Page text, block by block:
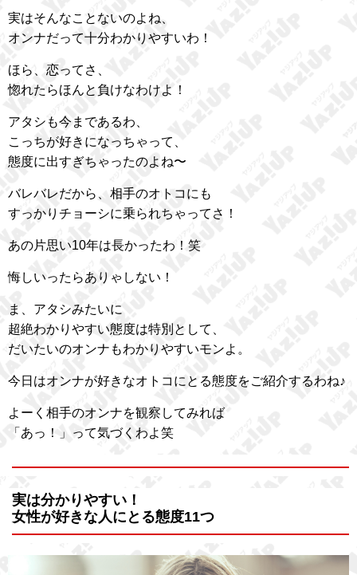
実はそんなことないのよね、
オンナだって十分わかりやすいわ！
ほら、恋ってさ、
惚れたらほんと負けなわけよ！
アタシも今まであるわ、
こっちが好きになっちゃって、
態度に出すぎちゃったのよね〜
バレバレだから、相手のオトコにも
すっかりチョーシに乗られちゃってさ！
あの片思い10年は長かったわ！笑
悔しいったらありゃしない！
ま、アタシみたいに
超絶わかりやすい態度は特別として、
だいたいのオンナもわかりやすいモンよ。
今日はオンナが好きなオトコにとる態度をご紹介するわね♪
よーく相手のオンナを観察してみれば
「あっ！」って気づくわよ笑
実は分かりやすい！
女性が好きな人にとる態度11つ